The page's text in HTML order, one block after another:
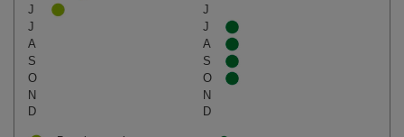
J
J
J
J
A
A
S
S
O
O
N
N
D
D